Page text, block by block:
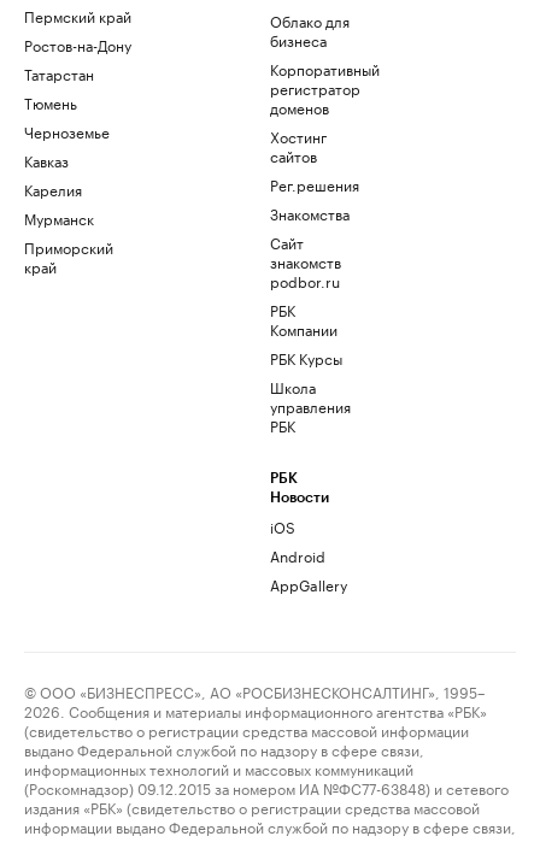
Пермский край
Ростов-на-Дону
Татарстан
Тюмень
Черноземье
Кавказ
Карелия
Мурманск
Приморский
край
Облако для
бизнеса
Корпоративный
регистратор
доменов
Хостинг
сайтов
Рег.решения
Знакомства
Сайт
знакомств
podbor.ru
РБК
Компании
РБК Курсы
Школа
управления
РБК
РБК
Новости
iOS
Android
AppGallery
© ООО «БИЗНЕСПРЕСС», АО «РОСБИЗНЕСКОНСАЛТИНГ», 1995–
2026. Сообщения и материалы информационного агентства «РБК»
(свидетельство о регистрации средства массовой информации
выдано Федеральной службой по надзору в сфере связи,
информационных технологий и массовых коммуникаций
(Роскомнадзор) 09.12.2015 за номером ИА №ФС77-63848) и сетевого
издания «РБК» (свидетельство о регистрации средства массовой
информации выдано Федеральной службой по надзору в сфере связи,